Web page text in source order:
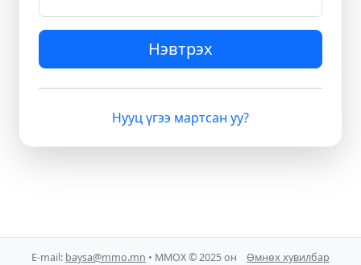
Нэвтрэх
Нууц үгээ мартсан уу?
E-mail: baysa@mmo.mn • ММОХ © 2025 он Өмнөх хувилбар